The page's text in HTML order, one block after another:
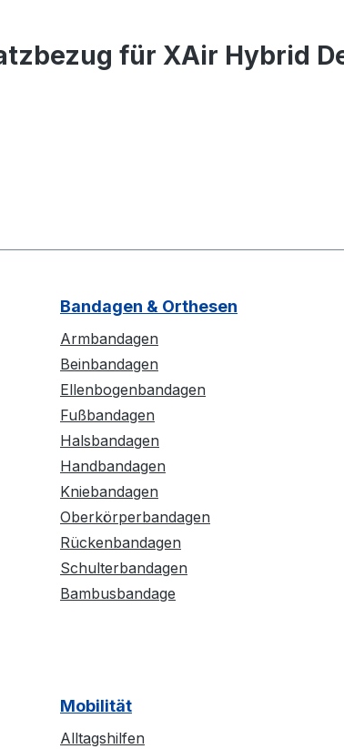
für XAir Hybrid
Bandagen & Orthesen
Armbandagen
Beinbandagen
Ellenbogenbandagen
Fußbandagen
Halsbandagen
Handbandagen
Kniebandagen
Oberkörperbandagen
Rückenbandagen
Schulterbandagen
Bambusbandage
Mobilität
Alltagshilfen